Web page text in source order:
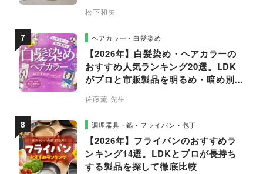
松下和矢
ヘアカラー・白髪染め
【2026年】白髪染め・ヘアカラーの
おすすめ人気ランキング20選。LDK
がプロと市販製品を明るめ・暗め別に
佐藤薫 先生
調理器具・鍋・フライパン・包丁
【2026年】フライパンのおすすめラ
ンキング14選。LDKとプロが長持ち
する製品を探して徹底比較